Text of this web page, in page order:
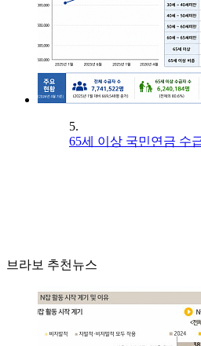
5.
65세 이상 국민연금 수
브라보 추천뉴스